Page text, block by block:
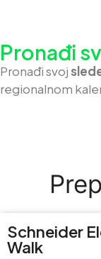
Pronađi
Pronađi svoj
regionalnom
Schneider
Walk